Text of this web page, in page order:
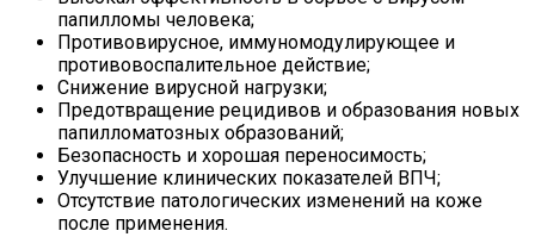
папилломы человека;
Противовирусное, иммуномодулирующее и
противовоспалительное действие;
Снижение вирусной нагрузки;
Предотвращение рецидивов и образования новых
папилломатозных образований;
Безопасность и хорошая переносимость;
Улучшение клинических показателей ВПЧ;
Отсутствие патологических изменений на коже
после применения.